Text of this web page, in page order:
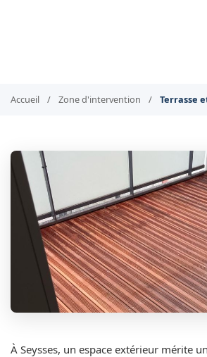
Accueil / Zone d'intervention / Terrasse
À Seysses, un espace extérieur mérite